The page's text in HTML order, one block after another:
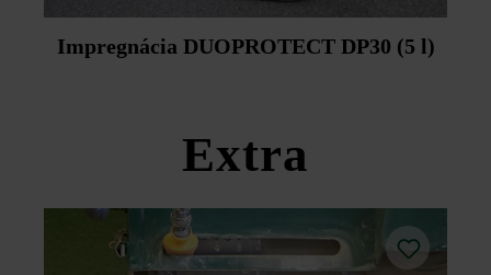
Impregnácia DUOPROTECT DP30 (5 l)
Extra